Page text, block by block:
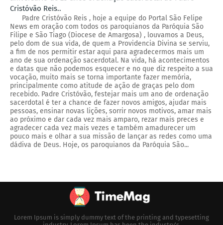
Cristóvão Reis..
Padre Cristóvão Reis , hoje a equipe do Portal São Felipe
News em oração com todos os paroquianos da Paróquia São
Filipe e São Tiago (Diocese de Amargosa) , louvamos a Deus,
pelo dom de sua vida, de quem a Providencia Divina se serviu,
a fim de nos permitir estar aqui para agradecermos mais um
ano de sua ordenação sacerdotal. Na vida, há acontecimentos
e datas que não podemos esquecer e no que diz respeito a sua
vocação, muito mais se torna importante fazer memória,
principalmente como atitude de ação de graças pelo dom
recebido. Padre Cristóvão, festejar mais um ano de ordenação
sacerdotal é ter a chance de fazer novos amigos, ajudar mais
pessoas, ensinar novas lições, sorrir novos motivos, amar mais
ao próximo e dar cada vez mais amparo, rezar mais preces e
agradecer cada vez mais vezes e também amadurecer um
pouco mais e olhar a sua missão de lançar as redes como uma
dádiva de Deus. Hoje, os paroquianos da Paróquia São...
Lorem Ipsum is simply dummy text of the printing and typesetting